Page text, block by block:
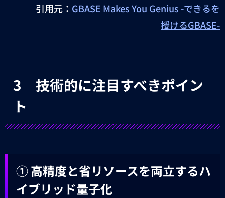
引用元： GBASE Makes You Genius -できるを
授けるGBASE-
3 技術的に注目すべきポイン
ト
①高精度と省リソースを両立するハ
イブリッド量子化